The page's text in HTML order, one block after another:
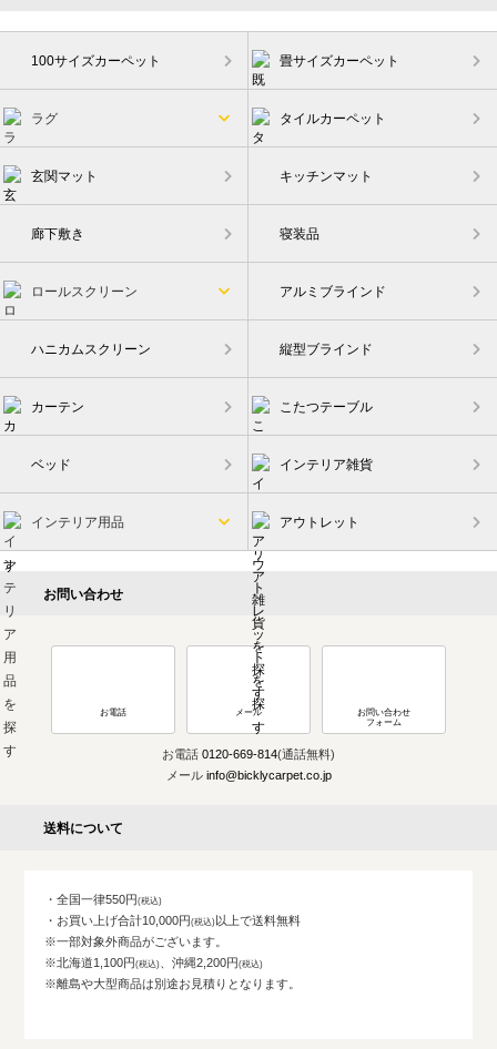
の
ペ
ー
ジ
送
り
100サイズカーペット 畳サイズカーペット
ラグ タイルカーペット
玄関マット キッチンマット
廊下敷き 寝装品
ロールスクリーン アルミブラインド
ハニカムスクリーン 縦型ブラインド
カーテン こたつテーブル
ベッド インテリア雑貨
インテリア用品 アウトレット
お問い合わせ
お電話 メール
お問い合わせ
フォーム
お電話 0120-669-814(通話無料)
メール info@bicklycarpet.co.jp
送料について
・全国一律550円
・お買い上げ合計10,000円
以上で送料無料
※一部対象外商品がございます。
※北海道1,100円
、沖縄2,200円
※離島や大型商品は別途お見積りとなります。